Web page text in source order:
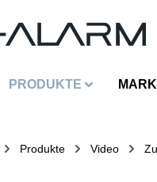
PRODUKTE
Produkte Video